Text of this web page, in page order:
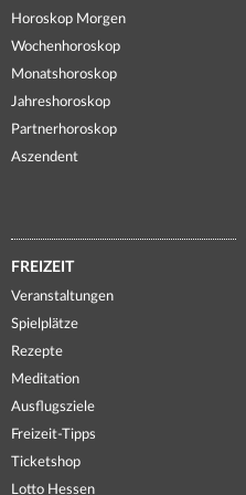
Horoskop Morgen
Wochenhoroskop
Monatshoroskop
Jahreshoroskop
Partnerhoroskop
Aszendent
FREIZEIT
Veranstaltungen
Spielplätze
Rezepte
Meditation
Ausflugsziele
Freizeit-Tipps
Ticketshop
Lotto Hessen